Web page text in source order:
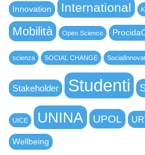
Innovation International
Mobilità Open Science
scienza SOCIAL CHANGE
Stakeholder Studenti
UICE UNINA UPOL
Wellbeing